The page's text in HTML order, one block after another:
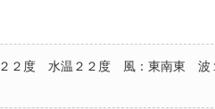
２度 水温２２度 風：東南東 波